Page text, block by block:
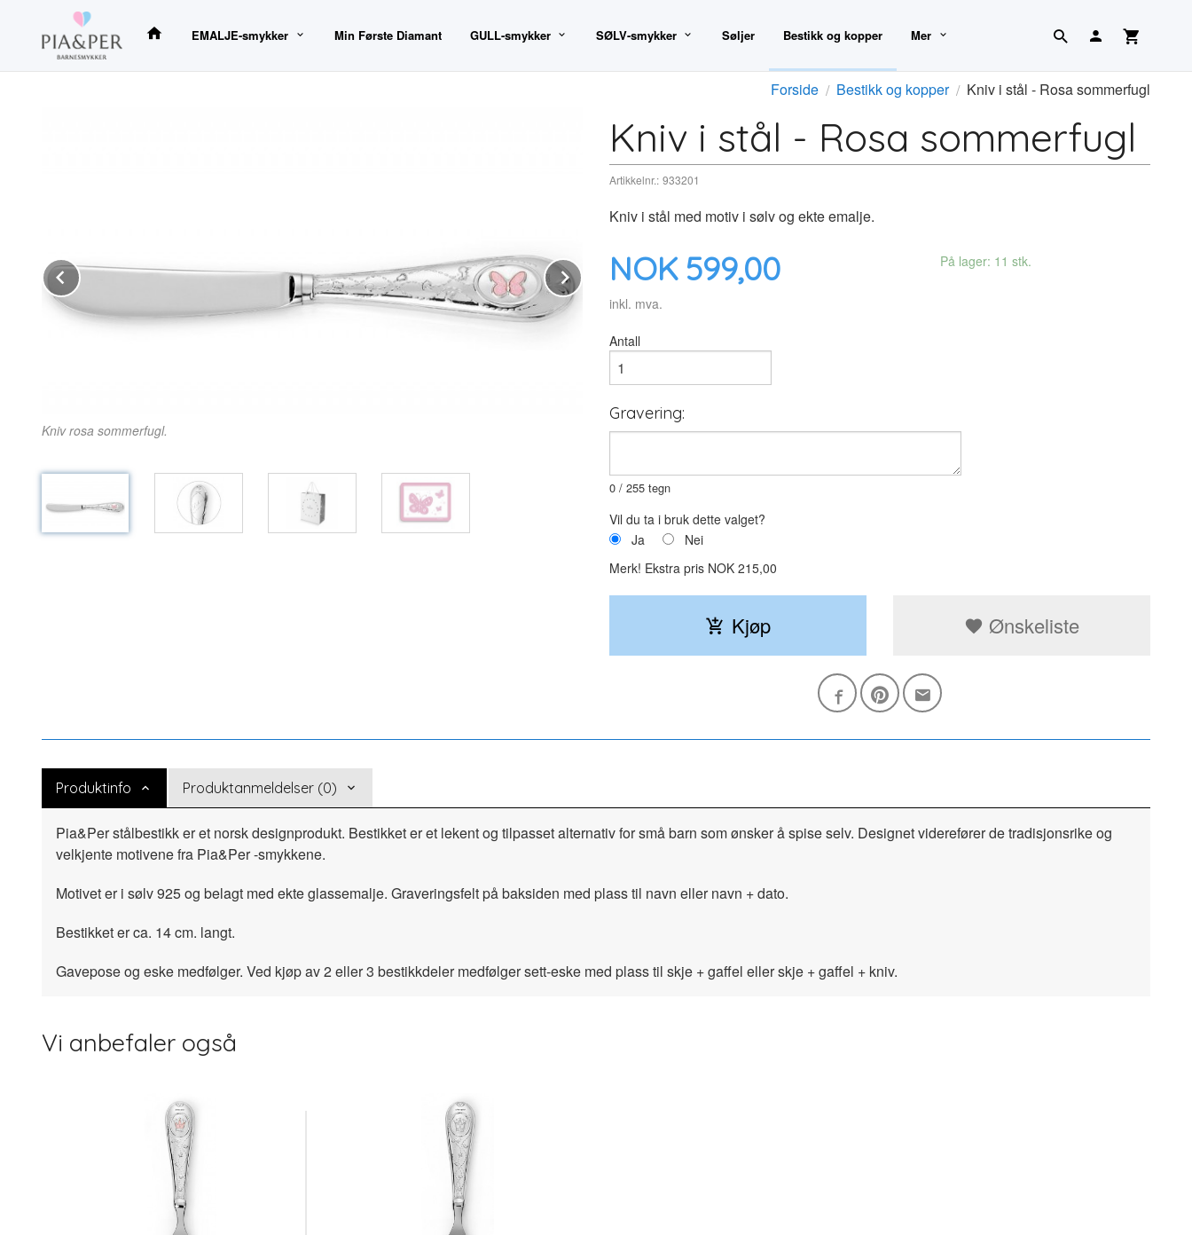
innholdet
EMALJE-smykker Min Første Diamant GULL-smykker SØLV-smykker Søljer Bestikk og kopper Mer
Forside Bestikk og kopper Kniv i stål - Rosa sommerfugl
Kniv rosa sommerfugl.
Prev Next
Kniv i stål - Rosa sommerfugl
Artikkelnr.: 933201
Kniv i stål med motiv i sølv og ekte emalje.
Pris
NOK 599,00
inkl. mva.
På lager: 11 stk.
Antall
Gravering:
0 / 255 tegn
Vil du ta i bruk dette valget?
Ja
Nei
Merk! Ekstra pris NOK 215,00
Kjøp Ønskeliste
Produktinfo Produktanmeldelser (0)
Pia&Per stålbestikk er et norsk designprodukt. Bestikket er et lekent og tilpasset alternativ for små barn som ønsker å spise selv. Designet viderefører de tradisjonsrike og
velkjente motivene fra Pia&Per -smykkene.
Motivet er i sølv 925 og belagt med ekte glassemalje. Graveringsfelt på baksiden med plass til navn eller navn + dato.
Bestikket er ca. 14 cm. langt.
Gavepose og eske medfølger. Ved kjøp av 2 eller 3 bestikkdeler medfølger sett-eske med plass til skje + gaffel eller skje + gaffel + kniv.
Vi anbefaler også